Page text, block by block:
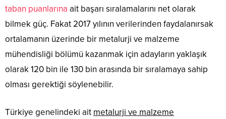
taban puanlarına ait başarı sıralamalarını net olarak
bilmek güç. Fakat 2017 yılının verilerinden faydalanırsak
ortalamanın üzerinde bir metalurji ve malzeme
mühendisliği bölümü kazanmak için adayların yaklaşık
olarak 120 bin ile 130 bin arasında bir sıralamaya sahip
olması gerektiği söylenebilir.
Türkiye genelindeki ait metalurji ve malzeme